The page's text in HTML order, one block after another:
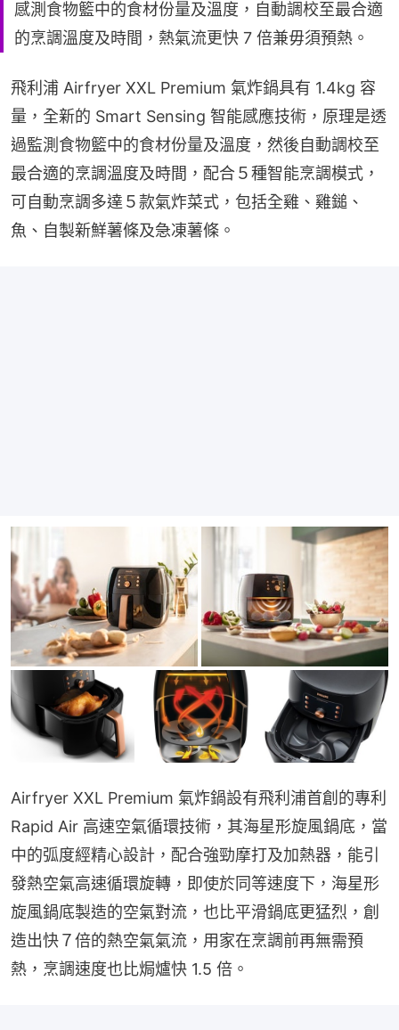
感測食物籃中的食材份量及溫度，自動調校至最合適
的烹調溫度及時間，熱氣流更快 7 倍兼毋須預熱。
飛利浦 Airfryer XXL Premium 氣炸鍋具有 1.4kg 容
量，全新的 Smart Sensing 智能感應技術，原理是透
過監測食物籃中的食材份量及溫度，然後自動調校至
最合適的烹調溫度及時間，配合５種智能烹調模式，
可自動烹調多達５款氣炸菜式，包括全雞、雞鎚、
魚、自製新鮮薯條及急凍薯條。
Airfryer XXL Premium 氣炸鍋設有飛利浦首創的專利
Rapid Air 高速空氣循環技術，其海星形旋風鍋底，當
中的弧度經精心設計，配合強勁摩打及加熱器，能引
發熱空氣高速循環旋轉，即使於同等速度下，海星形
旋風鍋底製造的空氣對流，也比平滑鍋底更猛烈，創
造出快７倍的熱空氣氣流，用家在烹調前再無需預
熱，烹調速度也比焗爐快 1.5 倍。